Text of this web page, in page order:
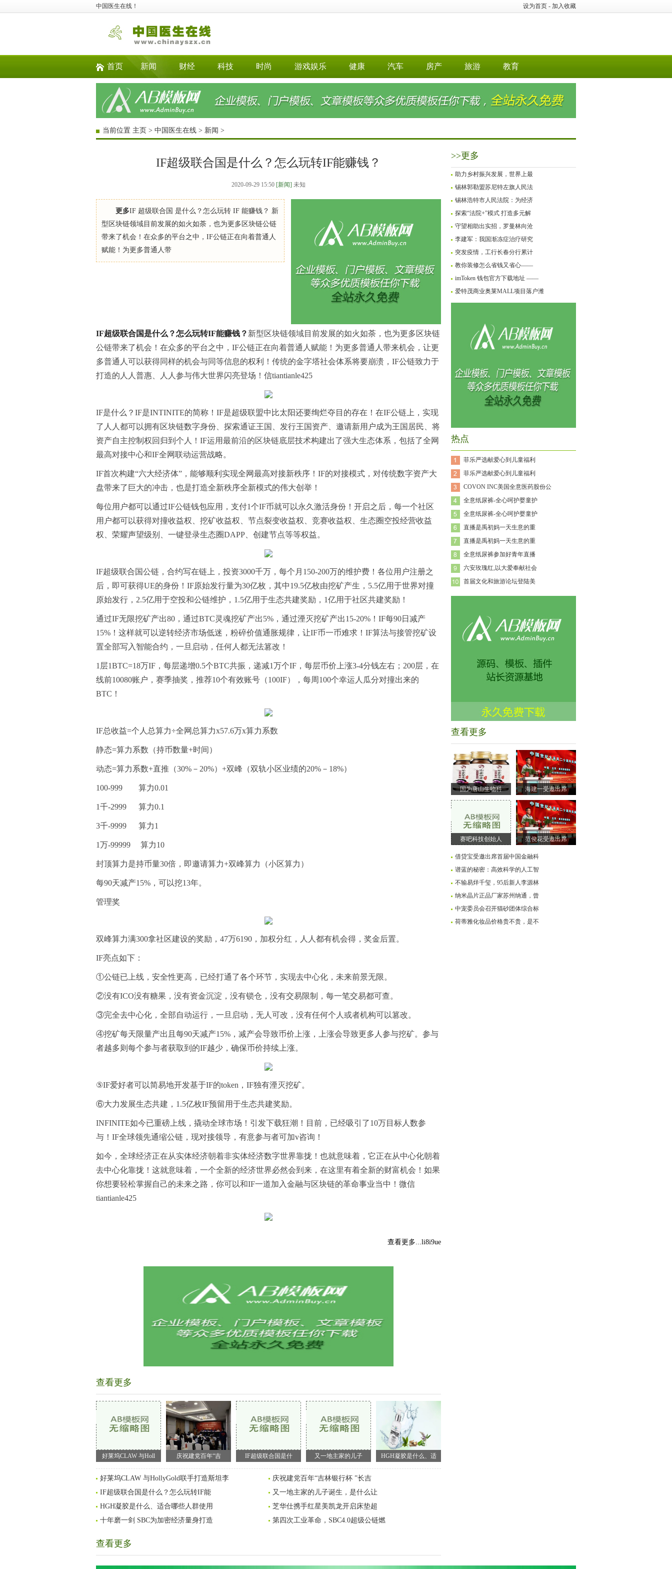
设为首页 - 加入收藏
中国医生在线！
首页 新闻 财经 科技 时尚 游戏娱乐 健康 汽车 房产 旅游 教育
当前位置 主页 > 中国医生在线 > 新闻 >
IF超级联合国是什么？怎么玩转IF能赚钱？
2020-09-29 15:50 [新闻] 未知
更多IF 超级联合国 是什么？怎么玩转 IF 能赚钱？ 新
型区块链领域目前发展的如火如荼，也为更多区块链公链
带来了机会！在众多的平台之中，IF公链正在向着普通人
赋能！为更多普通人带
IF超级联合国是什么？怎么玩转IF能赚钱？ 新型区块链领域目前发展的如火如荼，也为更多区块链
公链带来了机会！在众多的平台之中，IF公链正在向着普通人赋能！为更多普通人带来机会，让更
多普通人可以获得同样的机会与同等信息的权利！传统的金字塔社会体系将要崩溃，IF公链致力于
打造的人人普惠、人人参与伟大世界闪亮登场！信tiantianle425
IF是什么？IF是INTINITE的简称！IF是超级联盟中比太阳还要绚烂夺目的存在！在IF公链上，实现
了人人都可以拥有区块链数字身份、探索通证王国、发行王国资产、邀请新用户成为王国居民、将
资产自主控制权回归到个人！IF运用最前沿的区块链底层技术构建出了强大生态体系，包括了全网
最高对接中心和IF全网联动运营战略。
IF首次构建“六大经济体”，能够顺利实现全网最高对接新秩序！IF的对接模式，对传统数字资产大
盘带来了巨大的冲击，也是打造全新秩序全新模式的伟大创举！
每位用户都可以通过IF公链钱包应用，支付1个IF币就可以永久激活身份！开启之后，每一个社区
用户都可以获得对撞收益权、挖矿收益权、节点裂变收益权、竞赛收益权、生态圈空投经营收益
权、荣耀声望级别、一键登录生态圈DAPP、创建节点等等权益。
IF超级联合国公链，合约写在链上，投资3000千万，每个月150-200万的维护费！各位用户注册之
后，即可获得UE的身份！IF原始发行量为30亿枚，其中19.5亿枚由挖矿产生，5.5亿用于世界对撞
原始发行，2.5亿用于空投和公链维护，1.5亿用于生态共建奖励，1亿用于社区共建奖励！
通过IF无限挖矿产出80，通过BTC灵魂挖矿产出5%，通过湮灭挖矿产出15-20%！IF每90日减产
15%！这样就可以逆转经济市场低迷，粉碎价值通胀规律，让IF币一币难求！IF算法与接管挖矿设
置全部写入智能合约，一旦启动，任何人都无法篡改！
1层1BTC=18万IF，每层递增0.5个BTC共振，递减1万个IF，每层币价上涨3-4分钱左右；200层，在
线前10080账户，赛季抽奖，推荐10个有效账号（100IF），每周100个幸运人瓜分对撞出来的
BTC！
IF总收益=个人总算力÷全网总算力x57.6万x算力系数
静态=算力系数（持币数量+时间）
动态=算力系数+直推（30%－20%）+双峰（双轨小区业绩的20%－18%）
100-999 算力0.01
1千-2999 算力0.1
3千-9999 算力1
1万-99999 算力10
封顶算力是持币量30倍，即邀请算力+双峰算力（小区算力）
每90天减产15%，可以挖13年。
管理奖
双峰算力满300拿社区建设的奖励，47万6190，加权分红，人人都有机会得，奖金后置。
IF亮点如下：
①公链已上线，安全性更高，已经打通了各个环节，实现去中心化，未来前景无限。
②没有ICO没有糖果，没有资金沉淀，没有锁仓，没有交易限制，每一笔交易都可查。
③完全去中心化，全部自动运行，一旦启动，无人可改，没有任何个人或者机构可以篡改。
④挖矿每天限量产出且每90天减产15%，减产会导致币价上涨，上涨会导致更多人参与挖矿。参与
者越多则每个参与者获取到的IF越少，确保币价持续上涨。
⑤IF爱好者可以简易地开发基于IF的token，IF独有湮灭挖矿。
⑥大力发展生态共建，1.5亿枚IF预留用于生态共建奖励。
INFINITE如今已重磅上线，撬动全球市场！引发下载狂潮！目前，已经吸引了10万目标人数参
与！IF全球领先通缩公链，现对接领导，有意参与者可加v咨询！
如今，全球经济正在从实体经济朝着非实体经济数字世界靠拢！也就意味着，它正在从中心化朝着
去中心化靠拢！这就意味着，一个全新的经济世界必然会到来，在这里有着全新的财富机会！如果
你想要轻松掌握自己的未来之路，你可以和IF一道加入金融与区块链的革命事业当中！微信
tiantianle425
查看更多...li8i9ue
查看更多
好莱坞CLAW 与Holl 庆祝建党百年“吉 IF超级联合国是什 又一地主家的儿子 HGH凝胶是什么、适
好莱坞CLAW 与HollyGold联手打造斯坦李
庆祝建党百年“吉林银行杯 ”长吉
IF超级联合国是什么？怎么玩转IF能
又一地主家的儿子诞生，是什么让
HGH凝胶是什么、适合哪些人群使用
芝华仕携手红星美凯龙开启床垫超
十年磨一剑 SBC为加密经济量身打造
第四次工业革命，SBC4.0超级公链燃
查看更多
>>更多
助力乡村振兴发展，世界上最
锡林郭勒盟苏尼特左旗人民法
锡林浩特市人民法院：为经济
探索“法院+”模式 打造多元解
守望相助出实招，罗曼林向沧
李建军：我国渐冻症治疗研究
突发疫情，工行长春分行累计
教你装修怎么省钱又省心——
imToken 钱包官方下载地址 ——
爱特茂商业奥莱MALL项目落户潍
热点
菲乐严选献爱心到儿童福利
菲乐严选献爱心到儿童福利
COVON INC美国全意医药股份公
全意纸尿裤-全心呵护婴童护
全意纸尿裤-全心呵护婴童护
直播是禹初妈一天生意的重
直播是禹初妈一天生意的重
全意纸尿裤参加好青年直播
六安玫瑰红,以大爱奉献社会
首届文化和旅游论坛登陆美
查看更多
国为唐山生物科 海建一受邀出席
赛吧科技创始人 范俊花受邀出席
借贷宝受邀出席首届中国金融科
谱蓝的秘密：高效科学的人工智
不输易烊千玺，95后新人李源林
纳米晶片正品厂家苏州纳通，曾
中宠委员会召开猫砂团体综合标
荷蒂雅化妆品价格贵不贵，是不